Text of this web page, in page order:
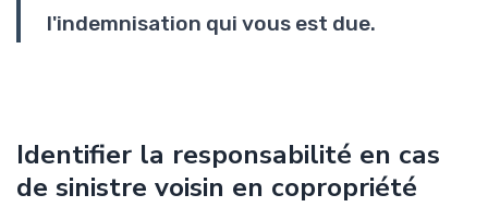
l'indemnisation qui vous est due.
Identifier la responsabilité en cas
de sinistre voisin en copropriété